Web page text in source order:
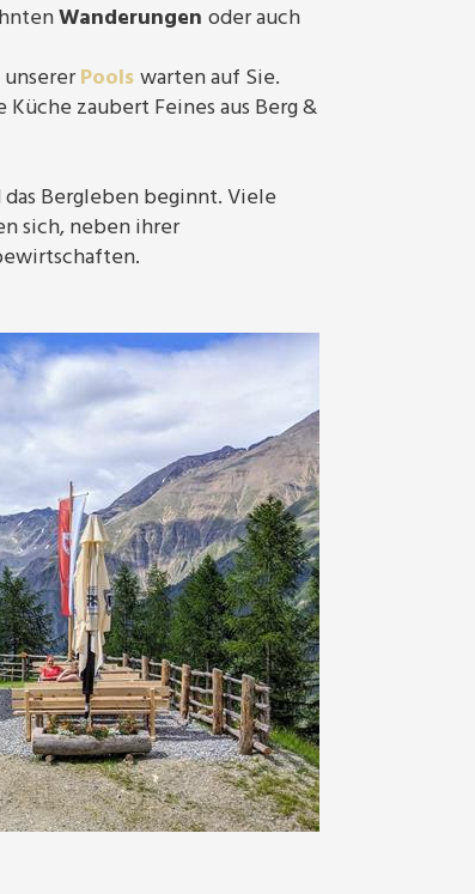
Wanderungen oder auch
Poolswarten auf Sie.
zaubert Feines aus Berg &
Bergleben beginnt. Viele
sich, neben ihrer